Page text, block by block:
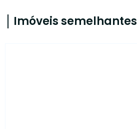
Imóveis semelhantes